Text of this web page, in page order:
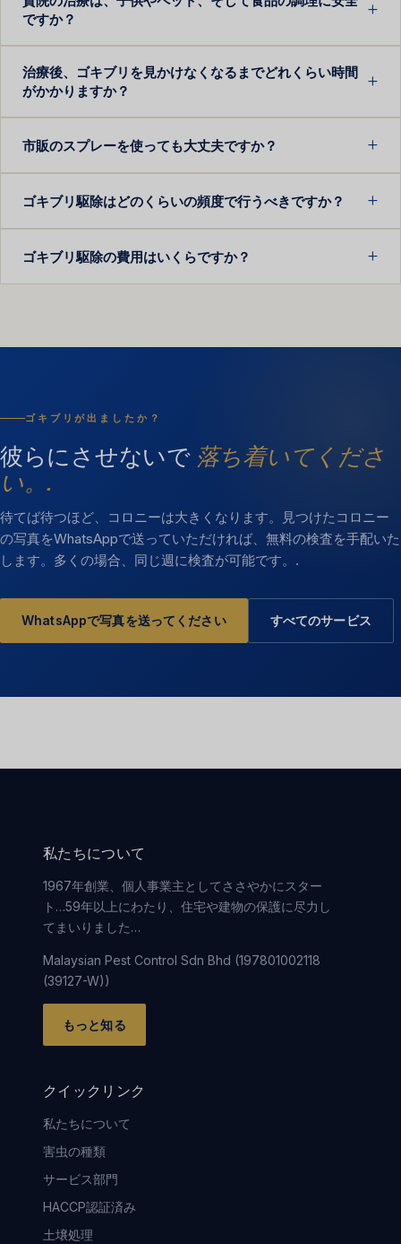
ですか？
治療後、ゴキブリを見かけなくなるまでどれくらい時間
がかかりますか？
市販のスプレーを使っても大丈夫ですか？
ゴキブリ駆除はどのくらいの頻度で行うべきですか？
ゴキブリ駆除の費用はいくらですか？
ゴキブリが出ましたか？
彼らにさせないで 落ち着いてくださ
い。.
待てば待つほど、コロニーは大きくなります。見つけたコロニー
の写真をWhatsAppで送っていただければ、無料の検査を手配いた
します。多くの場合、同じ週に検査が可能です。.
WhatsAppで写真を送ってください すべてのサービス
私たちについて
1967年創業、個人事業主としてささやかにスター
ト…59年以上にわたり、住宅や建物の保護に尽力し
てまいりました…
Malaysian Pest Control Sdn Bhd (197801002118
(39127-W))
もっと知る
クイックリンク
私たちについて
害虫の種類
サービス部門
HACCP認証済み
土壌処理